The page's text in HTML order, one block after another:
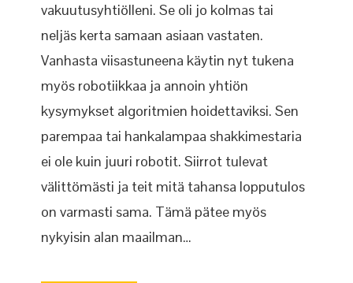
vakuutusyhtiölleni. Se oli jo kolmas tai
neljäs kerta samaan asiaan vastaten.
Vanhasta viisastuneena käytin nyt tukena
myös robotiikkaa ja annoin yhtiön
kysymykset algoritmien hoidettaviksi. Sen
parempaa tai hankalampaa shakkimestaria
ei ole kuin juuri robotit. Siirrot tulevat
välittömästi ja teit mitä tahansa lopputulos
on varmasti sama. Tämä pätee myös
nykyisin alan maailman…